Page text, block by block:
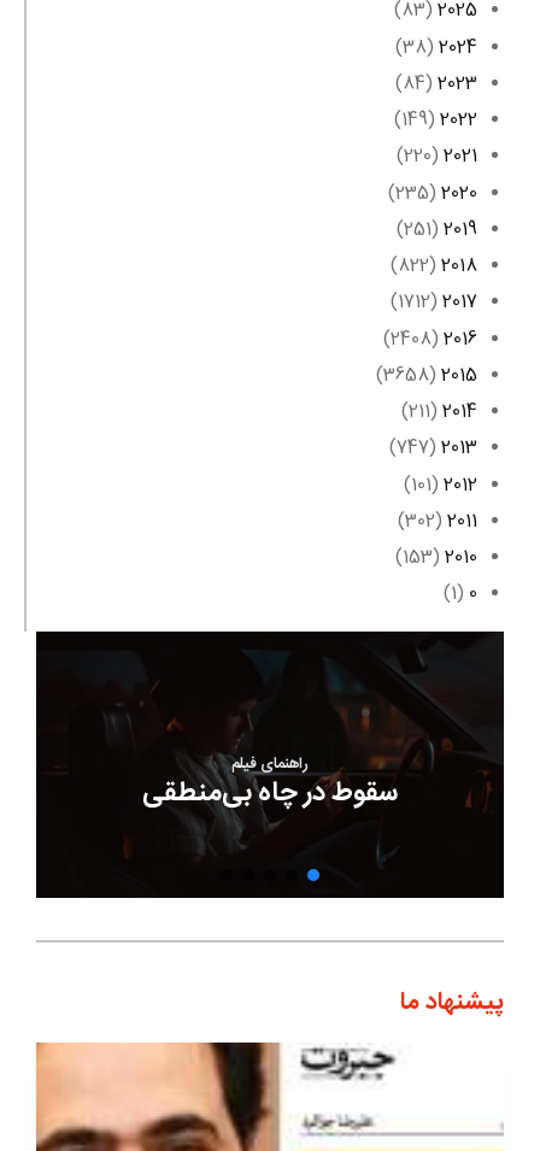
2025
(83)
2024
(38)
2023
(84)
2022
(149)
2021
(220)
2020
(235)
2019
(251)
2018
(822)
2017
(1712)
2016
(2408)
2015
(3658)
2014
(211)
2013
(747)
2012
(101)
2011
(302)
2010
(153)
0
(1)
راهنمای فیلم‎
سقوط در چاه بی‌منطقی
پیشنهاد ما